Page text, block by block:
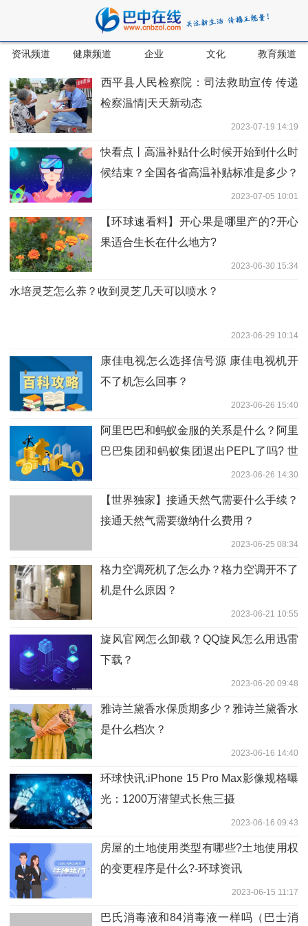
资讯频道 健康频道 企业 文化 教育频道
​西平县人民检察院：司法救助宣传 传递
检察温情|天天新动态
2023-07-19 14:19
快看点丨高温补贴什么时候开始到什么时
候结束？全国各省高温补贴标准是多少？
2023-07-05 10:01
【环球速看料】开心果是哪里产的?开心
果适合生长在什么地方?
2023-06-30 15:34
水培灵芝怎么养？收到灵芝几天可以喷水？
2023-06-29 10:14
康佳电视怎么选择信号源 康佳电视机开
不了机怎么回事？
2023-06-26 15:40
阿里巴巴和蚂蚁金服的关系是什么？阿里
巴巴集团和蚂蚁集团退出PEPL了吗? 世
2023-06-26 14:30
【世界独家】接通天然气需要什么手续？
接通天然气需要缴纳什么费用？
2023-06-25 08:34
格力空调死机了怎么办？格力空调开不了
机是什么原因？
2023-06-21 10:55
旋风官网怎么卸载？QQ旋风怎么用迅雷
下载？
2023-06-20 09:48
雅诗兰黛香水保质期多少？雅诗兰黛香水
是什么档次？
2023-06-16 14:40
环球快讯:iPhone 15 Pro Max影像规格曝
光：1200万潜望式长焦三摄
2023-06-16 09:43
房屋的土地使用类型有哪些?土地使用权
的变更程序是什么?-环球资讯
2023-06-15 11:17
巴氏消毒液和84消毒液一样吗（巴士消